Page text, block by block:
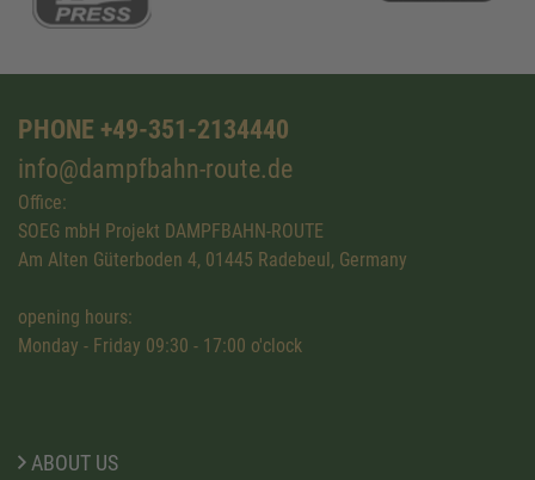
PHONE +49-351-2134440
info@dampfbahn-route.de
Office:
SOEG mbH Projekt DAMPFBAHN-ROUTE
Am Alten Güterboden 4, 01445 Radebeul, Germany
opening hours:
Monday - Friday 09:30 - 17:00 o'clock
ABOUT US